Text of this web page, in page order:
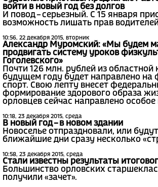
войти в новый год без долгов
И повод – серьезный. С 15 января
возможность лишать прав
10:56, 22 декабря 2015, вторник
Александр Муромский: «Мы будем
продвигать систему уроков
Гоголевского»
Почти 126 млн. рублей из областной
будущем году будет направлено на
спорт. Свою лепту внесет
формирование здорового образа
орловцев сейчас направлено особое
10:18, 23 декабря 2015, среда
В новый год – в новом здании
Новоселье отпраздновали, или
ближайшие дни сразу несколько
10:58, 23 декабря 2015, среда
Стали известны результаты
Большинство орловских
получили «зачет».